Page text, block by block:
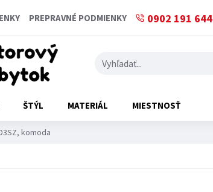
PREPRAVNÉ PODMIENKY 0902 191 644
ŠTÝL MATERIÁL MIESTNOSŤ
komoda